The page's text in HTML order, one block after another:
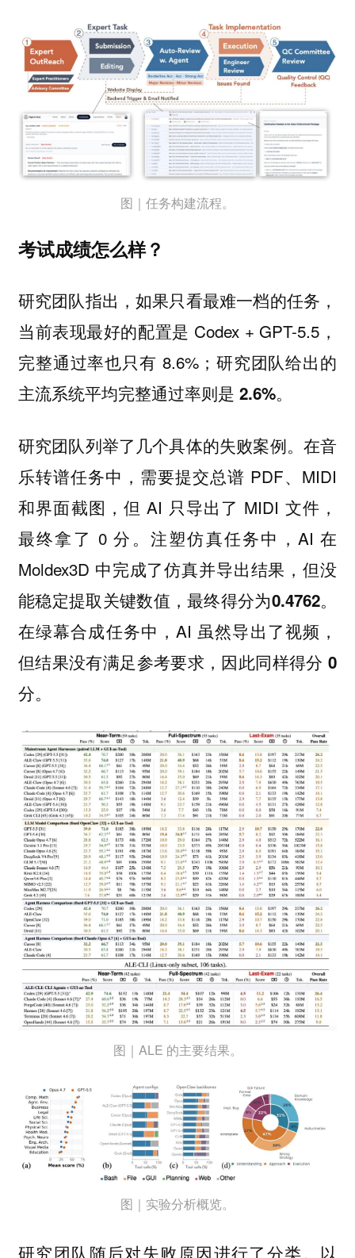
图｜任务构建流程。
考试成绩怎么样？
研究团队指出，如果只看最难一档的任务，
当前表现最好的配置是 Codex + GPT-5.5，
完整通过率也只有 8.6%； 研究团队给出的
主流系统平均完整通过率则是 2.6%。
研究团队列举了几个具体的失败案例。在音
乐转谱任务中，需要提交总谱 PDF、MIDI
和界面截图，但 AI 只导出了 MIDI 文件，
最终拿了 0 分。注塑仿真任务中，AI 在
Moldex3D 中完成了仿真并导出结果，但没
能稳定提取关键数值，最终得分为0.4762。
在绿幕合成任务中，AI 虽然导出了视频，
但结果没有满足参考要求，因此同样得分0
分。
图｜ALE 的主要结果。
图｜实验分析概览。
研究团队随后对失败原因进行了分类。以